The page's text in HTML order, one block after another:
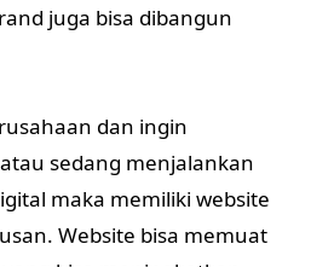
juga bisa dibangun
dan ingin
sedang menjalankan
maka memiliki website
Website bisa memuat